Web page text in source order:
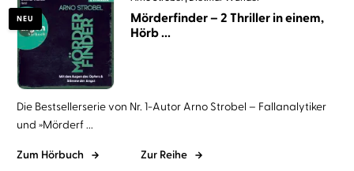
NEU
Mörderfinder – 2 Thriller in einem,
Hörb ...
Die Bestsellerserie von Nr. 1-Autor Arno Strobel – Fallanalytiker
und »Mörderf ...
Zum Hörbuch Zur Reihe